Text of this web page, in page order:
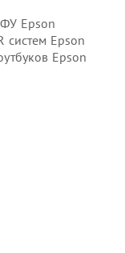
Epson
систем Epson
Epson